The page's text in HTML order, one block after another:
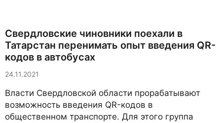
Свердловские чиновники поехали в
Татарстан перенимать опыт введения QR-
кодов в автобусах
24.11.2021
Власти Свердловской области прорабатывают
возможность введения QR-кодов в
общественном транспорте. Для этого группа